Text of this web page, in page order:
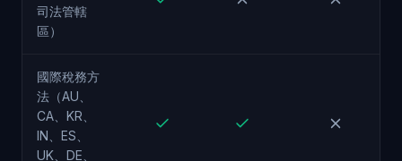
司法管轄
區）
國際稅務方
法（AU、
CA、KR、
IN、ES、
UK、DE、